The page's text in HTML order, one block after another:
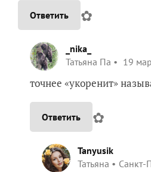
Ответить ✿
_nika_
Татьяна Па
19
точнее «укоренит»
Ответить ✿
Tanyusik
Татьяна
Санкт-